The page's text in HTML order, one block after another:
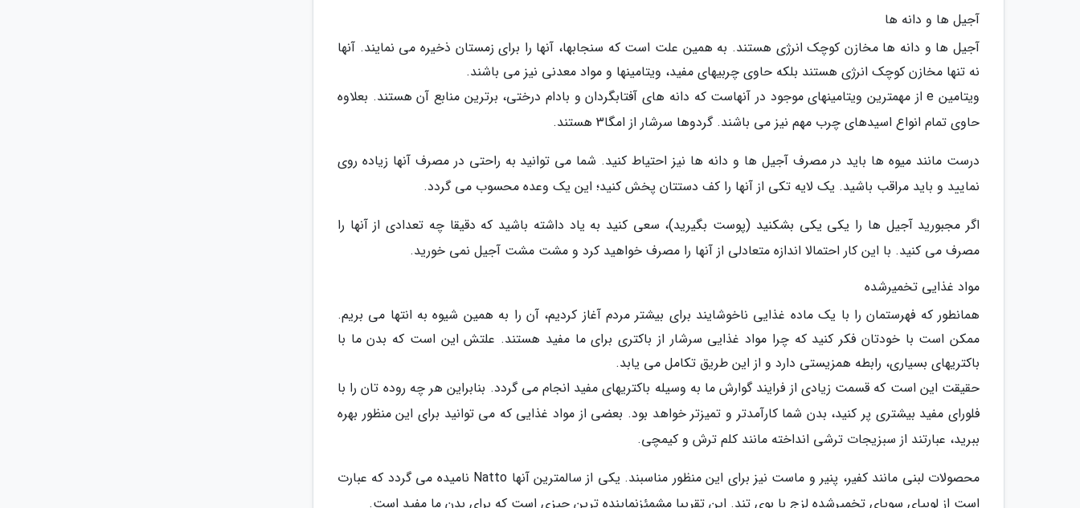
آجیل ها و دانه ها
آجیل ها و دانه ها مخازن کوچک انرژی هستند. به همین علت است که سنجابها، آنها را برای زمستان ذخیره می نمایند. آنها
نه تنها مخازن کوچک انرژی هستند بلکه حاوی چربیهای مفید، ویتامینها و مواد معدنی نیز می باشند.
ویتامین e از مهمترین ویتامینهای موجود در آنهاست که دانه های آفتابگردان و بادام درختی، برترین منابع آن هستند. بعلاوه
حاوی تمام انواع اسیدهای چرب مهم نیز می باشند. گردوها سرشار از امگا3 هستند.
درست مانند میوه ها باید در مصرف آجیل ها و دانه ها نیز احتیاط کنید. شما می توانید به راحتی در مصرف آنها زیاده روی
نمایید و باید مراقب باشید. یک لایه تکی از آنها را کف دستتان پخش کنید؛ این یک وعده محسوب می گردد.
اگر مجبورید آجیل ها را یکی یکی بشکنید (پوست بگیرید)، سعی کنید به یاد داشته باشید که دقیقا چه تعدادی از آنها را
مصرف می کنید. با این کار احتمالا اندازه متعادلی از آنها را مصرف خواهید کرد و مشت مشت آجیل نمی خورید.
مواد غذایی تخمیرشده
همانطور که فهرستمان را با یک ماده غذایی ناخوشایند برای بیشتر مردم آغاز کردیم، آن را به همین شیوه به انتها می بریم.
ممکن است با خودتان فکر کنید که چرا مواد غذایی سرشار از باکتری برای ما مفید هستند. علتش این است که بدن ما با
باکتریهای بسیاری، رابطه همزیستی دارد و از این طریق تکامل می یابد.
حقیقت این است که قسمت زیادی از فرایند گوارش ما به وسیله باکتریهای مفید انجام می گردد. بنابراین هر چه روده تان را با
فلورای مفید بیشتری پر کنید، بدن شما کارآمدتر و تمیزتر خواهد بود. بعضی از مواد غذایی که می توانید برای این منظور بهره
ببرید، عبارتند از سبزیجات ترشی انداخته مانند کلم ترش و کیمچی.
محصولات لبنی مانند کفیر، پنیر و ماست نیز برای این منظور مناسبند. یکی از سالمترین آنها Natto نامیده می گردد که عبارت
است از لوبیای سویای تخمیرشده لزج با بوی تند. این تقریبا مشمئزنماینده ترین چیزی است که برای بدن ما مفید است.